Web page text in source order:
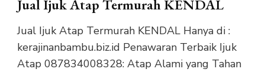
Jual Ijuk Atap Termurah KENDAL
Jual Ijuk Atap Termurah KENDAL Hanya di :
kerajinanbambu.biz.id Penawaran Terbaik Ijuk
Atap 087834008328: Atap Alami yang Tahan